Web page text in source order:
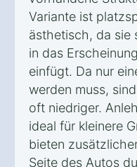
Variante ist
ästhetisch, da sie
in das
einfügt. Da nur
werden muss,
oft niedriger.
ideal für kleinere
bieten
Seite des Autos